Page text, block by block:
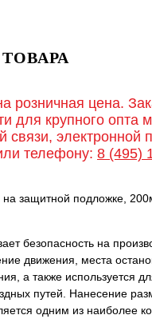
розничная цена.
для крупного опта
связи, электронной
телефону: 8 (495)
защитной подложке,
безопасность на
движения, места
а также используется
путей. Нанесение
одним из наиболее